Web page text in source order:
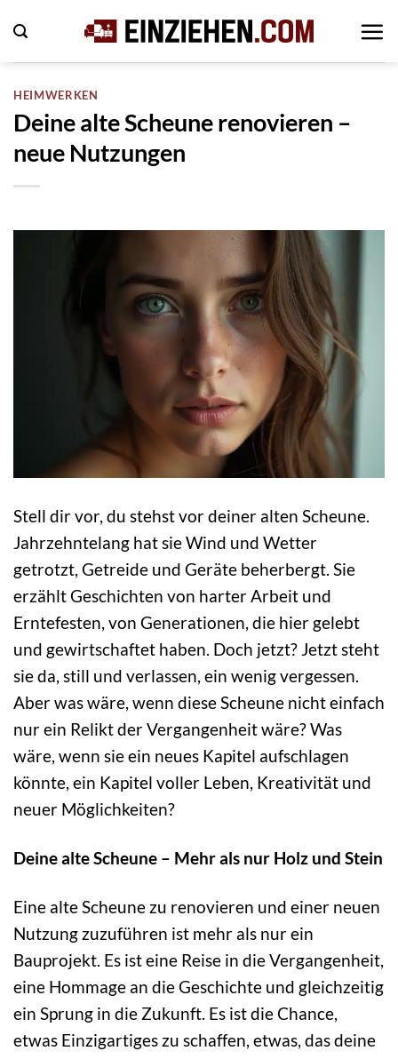
Inhalt
springen
HEIMWERKEN
Deine alte Scheune renovieren –
neue Nutzungen
Stell dir vor, du stehst vor deiner alten Scheune.
Jahrzehntelang hat sie Wind und Wetter
getrotzt, Getreide und Geräte beherbergt. Sie
erzählt Geschichten von harter Arbeit und
Erntefesten, von Generationen, die hier gelebt
und gewirtschaftet haben. Doch jetzt? Jetzt steht
sie da, still und verlassen, ein wenig vergessen.
Aber was wäre, wenn diese Scheune nicht einfach
nur ein Relikt der Vergangenheit wäre? Was
wäre, wenn sie ein neues Kapitel aufschlagen
könnte, ein Kapitel voller Leben, Kreativität und
neuer Möglichkeiten?
Deine alte Scheune – Mehr als nur Holz und Stein
Eine alte Scheune zu renovieren und einer neuen
Nutzung zuzuführen ist mehr als nur ein
Bauprojekt. Es ist eine Reise in die Vergangenheit,
eine Hommage an die Geschichte und gleichzeitig
ein Sprung in die Zukunft. Es ist die Chance,
etwas Einzigartiges zu schaffen, etwas, das deine